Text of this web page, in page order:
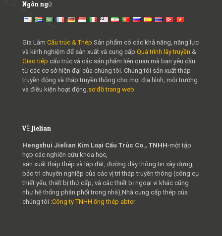
Ngôn ngữ
Gia Lâm Cấu trúc & Thép Sản phẩm có các khả năng, năng lực
và kinh nghiệm để sản xuất và cung cấp Quá trình lây truyền &
Giao tiếp cấu trúc và các sản phẩm liên quan mà bạn yêu cầu
từ các cơ sở hiện đại của chúng tôi. Chúng tôi sản xuất tháp
truyền động và tháp truyền thông cho mọi địa hình, môi trường
và điều kiện hoạt động.sơ đồ trang web
VỀ Jielian
Hengshui Jielian Kim Loại Cấu Trúc Co., TNHH-một tập
hợp các nghiên cứu khoa học,
sản xuất tháp thép và lắp đặt, đường dây thông tin xây dựng,
bảo trì chuyên nghiệp của các vị trí tháp truyền thông (công cụ
thiết yếu, thiết bị thứ cấp, và các thiết bị ngoại vi khác cũng
như hệ thống phân phối trong nhà),Nhà cung cấp thép của
chúng tôi :Công ty TNHH ống thép abter